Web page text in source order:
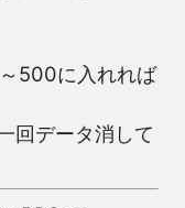
500に入れれば
回データ消して